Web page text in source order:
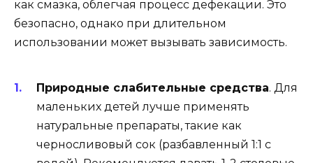
как смазка, облегчая процесс дефекации. Это
безопасно, однако при длительном
использовании может вызывать зависимость.
Природные слабительные средства. Для
маленьких детей лучше применять
натуральные препараты, такие как
черносливовый сок (разбавленный 1:1 с